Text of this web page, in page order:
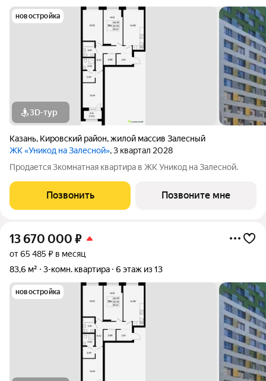
новостройка
3D-тур
Казань, Кировский район,жилой массив Залесный
ЖК «Уникод на Залесной», 3 квартал 2028
Продается 3комнатная квартира в ЖК Уникод на Залесной.
Позвонить Позвоните мне
13 670 000 ₽
от 65 485 ₽ в месяц
83,6 м²
3-комн. квартира 6 этаж из 13
новостройка